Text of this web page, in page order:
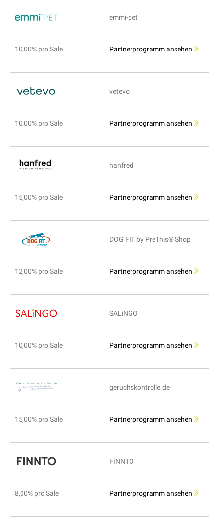
emmi-pet
10,00% pro Sale Partnerprogramm ansehen
vetevo
10,00% pro Sale Partnerprogramm ansehen
hanfred
15,00% pro Sale Partnerprogramm ansehen
DOG FIT by PreThis® Shop
12,00% pro Sale Partnerprogramm ansehen
SALiNGO
10,00% pro Sale Partnerprogramm ansehen
geruchskontrolle.de
15,00% pro Sale Partnerprogramm ansehen
FINNTO
8,00% pro Sale Partnerprogramm ansehen